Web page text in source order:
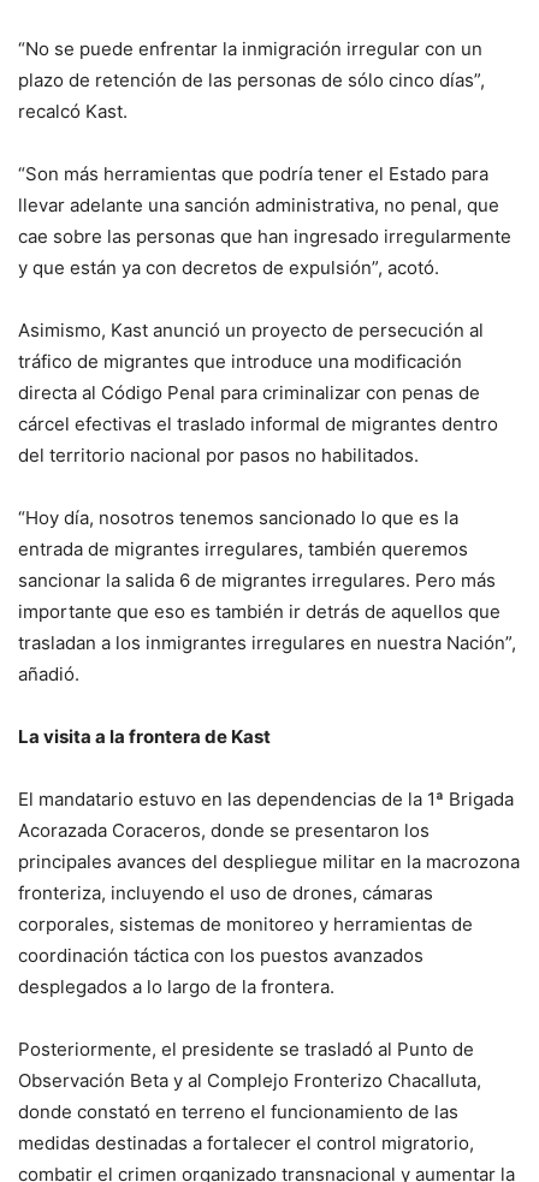
“No se puede enfrentar la inmigración irregular con un
plazo de retención de las personas de sólo cinco días”,
recalcó Kast.
“Son más herramientas que podría tener el Estado para
llevar adelante una sanción administrativa, no penal, que
cae sobre las personas que han ingresado irregularmente
y que están ya con decretos de expulsión”, acotó.
Asimismo, Kast anunció un proyecto de persecución al
tráfico de migrantes que introduce una modificación
directa al Código Penal para criminalizar con penas de
cárcel efectivas el traslado informal de migrantes dentro
del territorio nacional por pasos no habilitados.
“Hoy día, nosotros tenemos sancionado lo que es la
entrada de migrantes irregulares, también queremos
sancionar la salida 6 de migrantes irregulares. Pero más
importante que eso es también ir detrás de aquellos que
trasladan a los inmigrantes irregulares en nuestra Nación”,
añadió.
La visita a la frontera de Kast
El mandatario estuvo en las dependencias de la 1ª Brigada
Acorazada Coraceros, donde se presentaron los
principales avances del despliegue militar en la macrozona
fronteriza, incluyendo el uso de drones, cámaras
corporales, sistemas de monitoreo y herramientas de
coordinación táctica con los puestos avanzados
desplegados a lo largo de la frontera.
Posteriormente, el presidente se trasladó al Punto de
Observación Beta y al Complejo Fronterizo Chacalluta,
donde constató en terreno el funcionamiento de las
medidas destinadas a fortalecer el control migratorio,
combatir el crimen organizado transnacional y aumentar la